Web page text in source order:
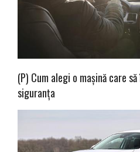
(P) Cum alegi o mașină care
siguranța